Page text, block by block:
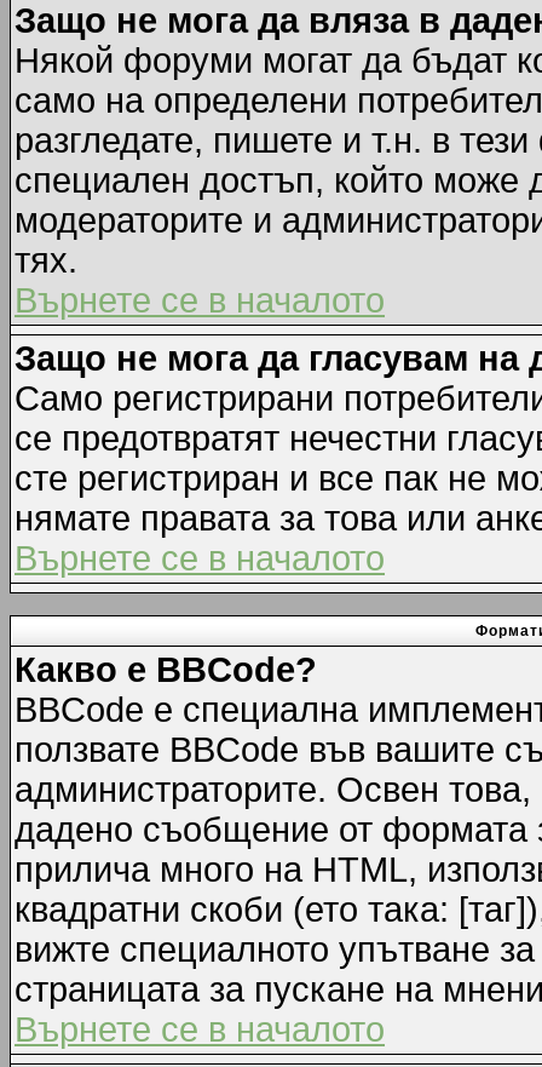
Защо не мога да вляза в
Някой форуми могат да бъдат
само на определени
разгледате, пишете и т.н. в
специален достъп, който може
модераторите и
тях.
Върнете се в началото
Защо не мога да гласувам на
Само регистрирани
се предотвратят нечестни
сте регистриран и все пак не
нямате правата за това или
Върнете се в началото
Какво е BBCode?
BBCode е специална
ползвате BBCode във вашите
администраторите. Освен
дадено съобщение от формата
прилича много на HTML,
квадратни скоби (ето така:
вижте специалното упътване
страницата за пускане на
Върнете се в началото